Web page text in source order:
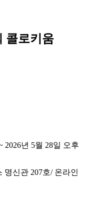
콜로키움
2026년 5월 28일 오후
명신관 207호/ 온라인